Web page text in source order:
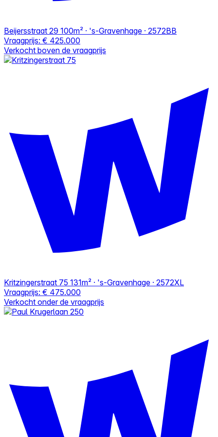
Beijersstraat 29 100m² · 's-Gravenhage · 2572BB
Vraagprijs: € 425.000
Verkocht boven de vraagprijs
Kritzingerstraat 75 131m² · 's-Gravenhage · 2572XL
Vraagprijs: € 475.000
Verkocht onder de vraagprijs